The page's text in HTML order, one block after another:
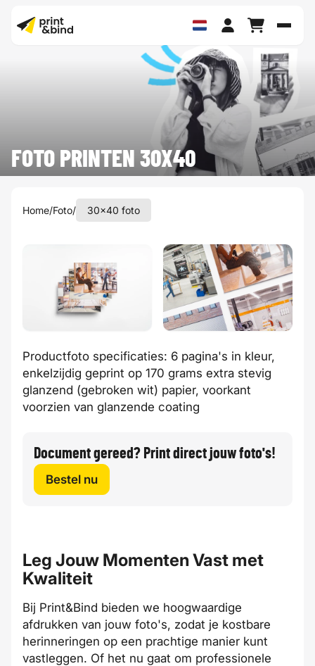
FOTO PRINTEN 30X40
Home/Foto/ 30x40 foto
Productfoto specificaties: 6 pagina's in kleur,
enkelzijdig geprint op 170 grams extra stevig
glanzend (gebroken wit) papier, voorkant
voorzien van glanzende coating
Document gereed? Print direct jouw foto's!
Bestel nu
Leg Jouw Momenten Vast met
Kwaliteit
Bij Print&Bind bieden we hoogwaardige
afdrukken van jouw foto's, zodat je kostbare
herinneringen op een prachtige manier kunt
vastleggen. Of het nu gaat om professionele